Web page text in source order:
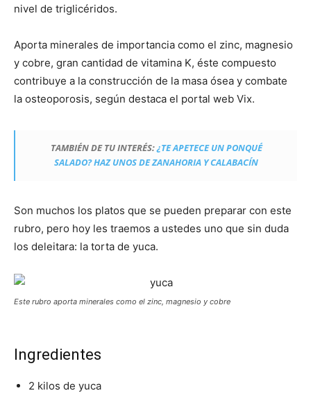
nivel de triglicéridos.
Aporta minerales de importancia como el zinc, magnesio
y cobre, gran cantidad de vitamina K, éste compuesto
contribuye a la construcción de la masa ósea y combate
la osteoporosis, según destaca el portal web Vix.
TAMBIÉN DE TU INTERÉS:¿TE APETECE UN PONQUÉ
SALADO? HAZ UNOS DE ZANAHORIA Y CALABACÍN
Son muchos los platos que se pueden preparar con este
rubro, pero hoy les traemos a ustedes uno que sin duda
los deleitara: la torta de yuca.
Este rubro aporta minerales como el zinc, magnesio y cobre
Ingredientes
2 kilos de yuca